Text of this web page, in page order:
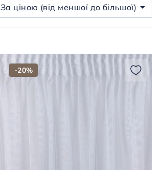
За ціною (від меншої до більшої)
-20%